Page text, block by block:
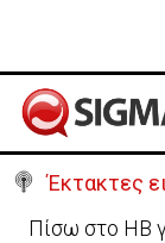
Έκτακτες
Πίσω στο ΗΒ